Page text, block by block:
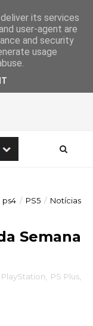
ps4 / PS5 / Notícias
Semana
PlayStation PS Plus
its services
user-agent are
and security
usage